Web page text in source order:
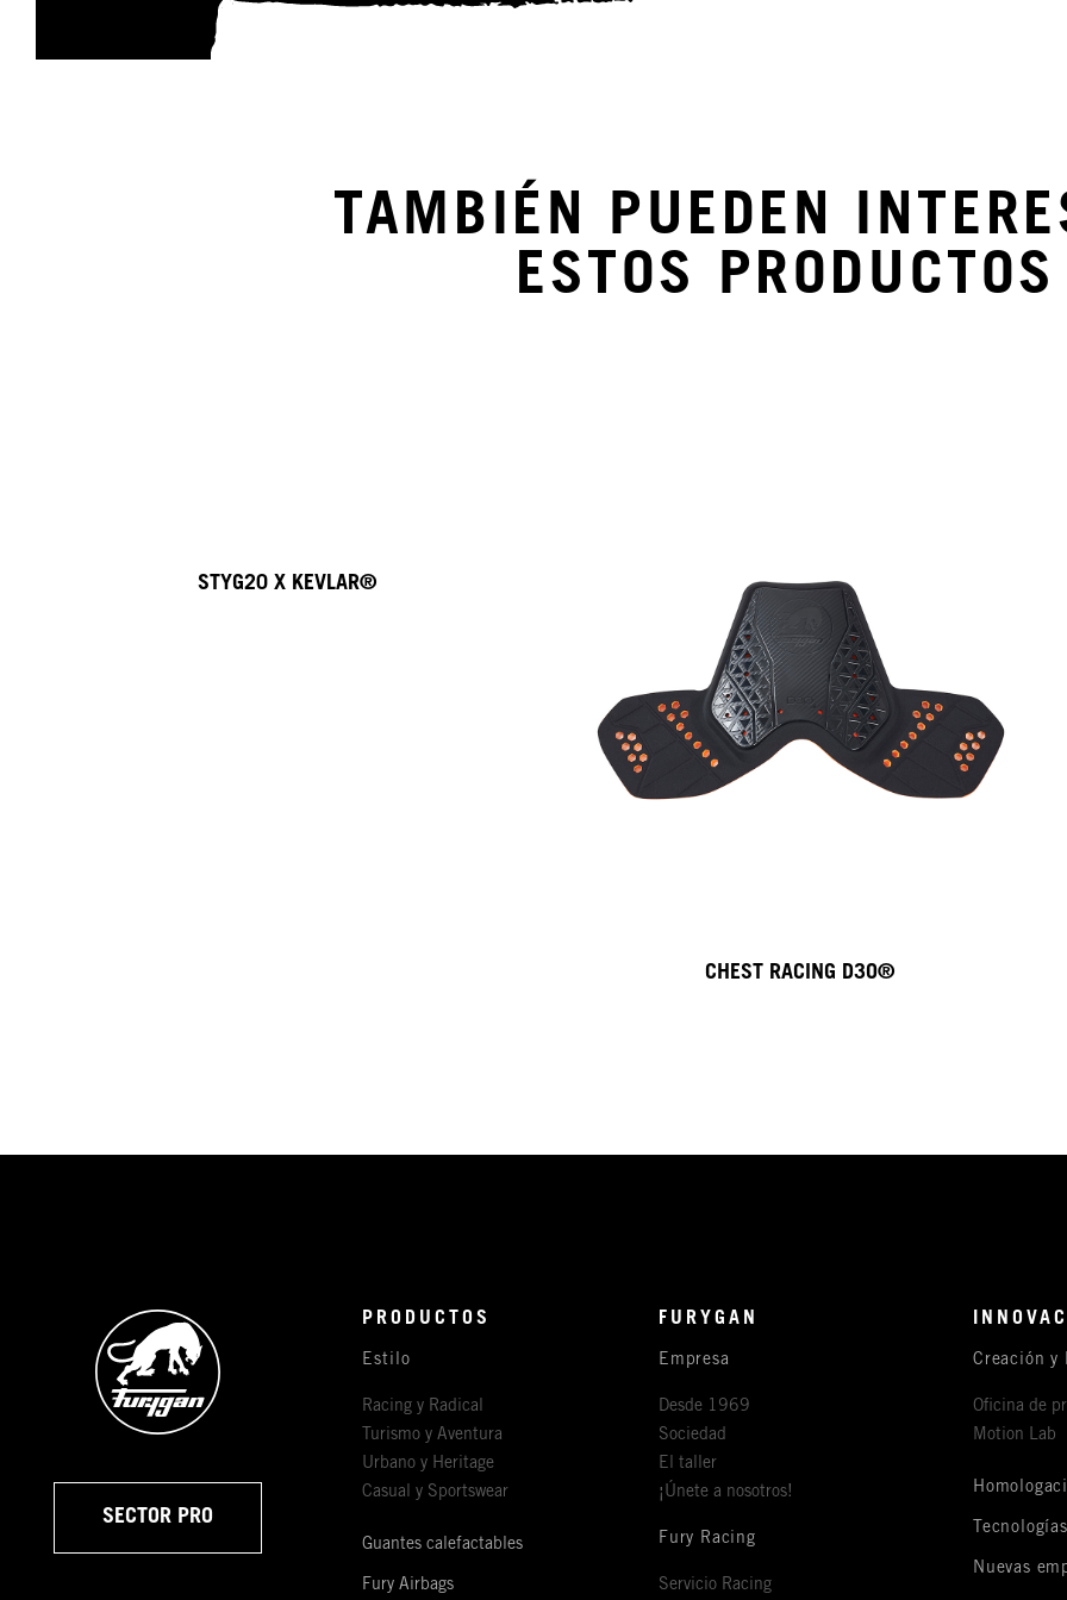
TAMBIÉN PUEDEN
ESTOS PRODUCTOS
STYG20 X KEVLAR®
CHEST RACING D3O®
SECTOR PRO
PRODUCTOS
Estilo
Racing y Radical
Turismo y Aventura
Urbano y Heritage
Casual y Sportswear
Guantes calefactables
Fury Airbags
FURYGAN
Empresa
Desde 1969
Sociedad
El taller
¡Únete a nosotros!
Fury Racing
Servicio Racing
Creación y
Oficina de
Motion Lab
Tecnologías
Nuevas